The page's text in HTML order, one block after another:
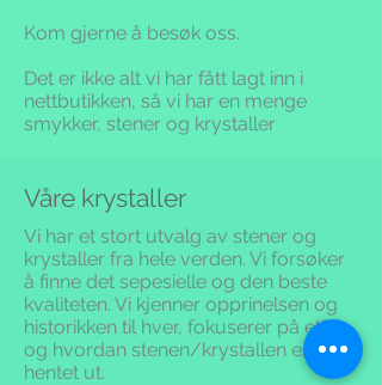
Kom gjerne å besøk oss.
Det er ikke alt vi har fått lagt inn i
nettbutikken, så vi har en menge
smykker, stener og krystaller
Våre krystaller
Vi har et stort utvalg av stener og
krystaller fra hele verden. Vi forsøker
å finne det sepesielle og den beste
kvaliteten. Vi kjenner opprinelsen og
historikken til hver, fokuserer på etikk
og hvordan stenen/krystallen er
hentet ut.